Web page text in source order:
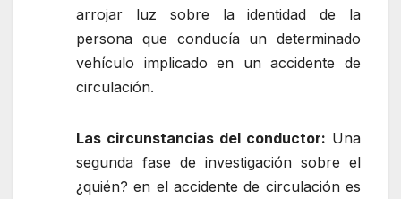
arrojar luz sobre la identidad de la
persona que conducía un determinado
vehículo implicado en un accidente de
circulación.
Las circunstancias del conductor: Una
segunda fase de investigación sobre el
¿quién? en el accidente de circulación es